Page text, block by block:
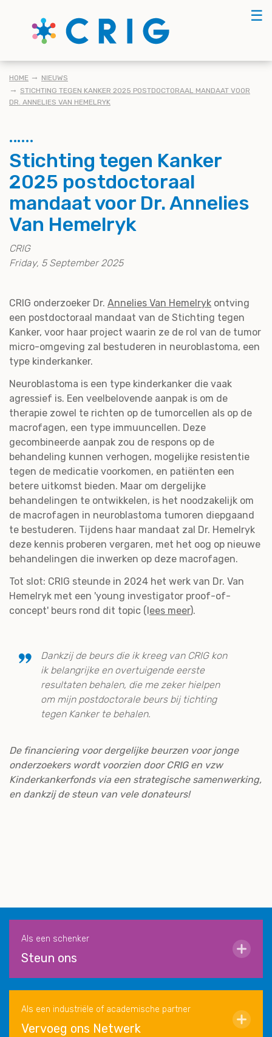
☰
KRUIMELPAD
HOME
NIEUWS
STICHTING TEGEN KANKER 2025 POSTDOCTORAAL MANDAAT VOOR
DR. ANNELIES VAN HEMELRYK
Stichting tegen Kanker
2025 postdoctoraal
mandaat voor Dr. Annelies
Van Hemelryk
CRIG
Friday, 5 September 2025
CRIG onderzoeker Dr. Annelies Van Hemelryk ontving
een postdoctoraal mandaat van de Stichting tegen
Kanker, voor haar project waarin ze de rol van de tumor
micro-omgeving zal bestuderen in neuroblastoma, een
type kinderkanker.
Neuroblastoma is een type kinderkanker die vaak
agressief is. Een veelbelovende aanpak is om de
therapie zowel te richten op de tumorcellen als op de
macrofagen, een type immuuncellen. Deze
gecombineerde aanpak zou de respons op de
behandeling kunnen verhogen, mogelijke resistentie
tegen de medicatie voorkomen, en patiënten een
betere uitkomst bieden. Maar om dergelijke
behandelingen te ontwikkelen, is het noodzakelijk om
de macrofagen in neuroblastoma tumoren diepgaand
te bestuderen. Tijdens haar mandaat zal Dr. Hemelryk
deze kennis proberen vergaren, met het oog op nieuwe
behandelingen die inwerken op deze macrofagen.
Tot slot: CRIG steunde in 2024 het werk van Dr. Van
Hemelryk met een 'young investigator proof-of-
concept' beurs rond dit topic (lees meer).
Dankzij de beurs die ik kreeg van CRIG kon
ik belangrijke en overtuigende eerste
resultaten behalen, die me zeker hielpen
om mijn postdoctorale beurs bij tichting
tegen Kanker te behalen.
De financiering voor dergelijke beurzen voor jonge
onderzoekers wordt voorzien door CRIG en vzw
Kinderkankerfonds via een strategische samenwerking,
en dankzij de steun van vele donateurs!
Als een schenker
Steun ons
Als een industriële of academische partner
Vervoeg ons Netwerk